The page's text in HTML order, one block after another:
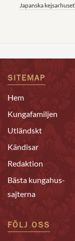
Japanska kejsarhuset
SITEMAP
Hem
Kungafamiljen
Utländskt
Kändisar
Redaktion
Bästa kungahus-
sajterna
FÖLJ OSS